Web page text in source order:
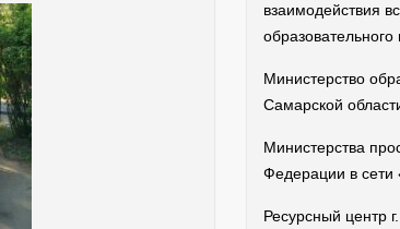
взаимодействия
образовательного
Министерство
Самарской
Министерства
Федерации в сети
Ресурсный центр